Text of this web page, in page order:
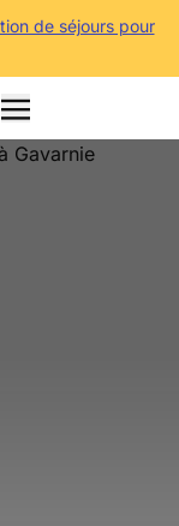
de séjours pour